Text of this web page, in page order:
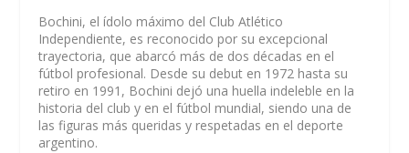
Bochini, el ídolo máximo del Club Atlético
Independiente, es reconocido por su excepcional
trayectoria, que abarcó más de dos décadas en el
fútbol profesional. Desde su debut en 1972 hasta su
retiro en 1991, Bochini dejó una huella indeleble en la
historia del club y en el fútbol mundial, siendo una de
las figuras más queridas y respetadas en el deporte
argentino.